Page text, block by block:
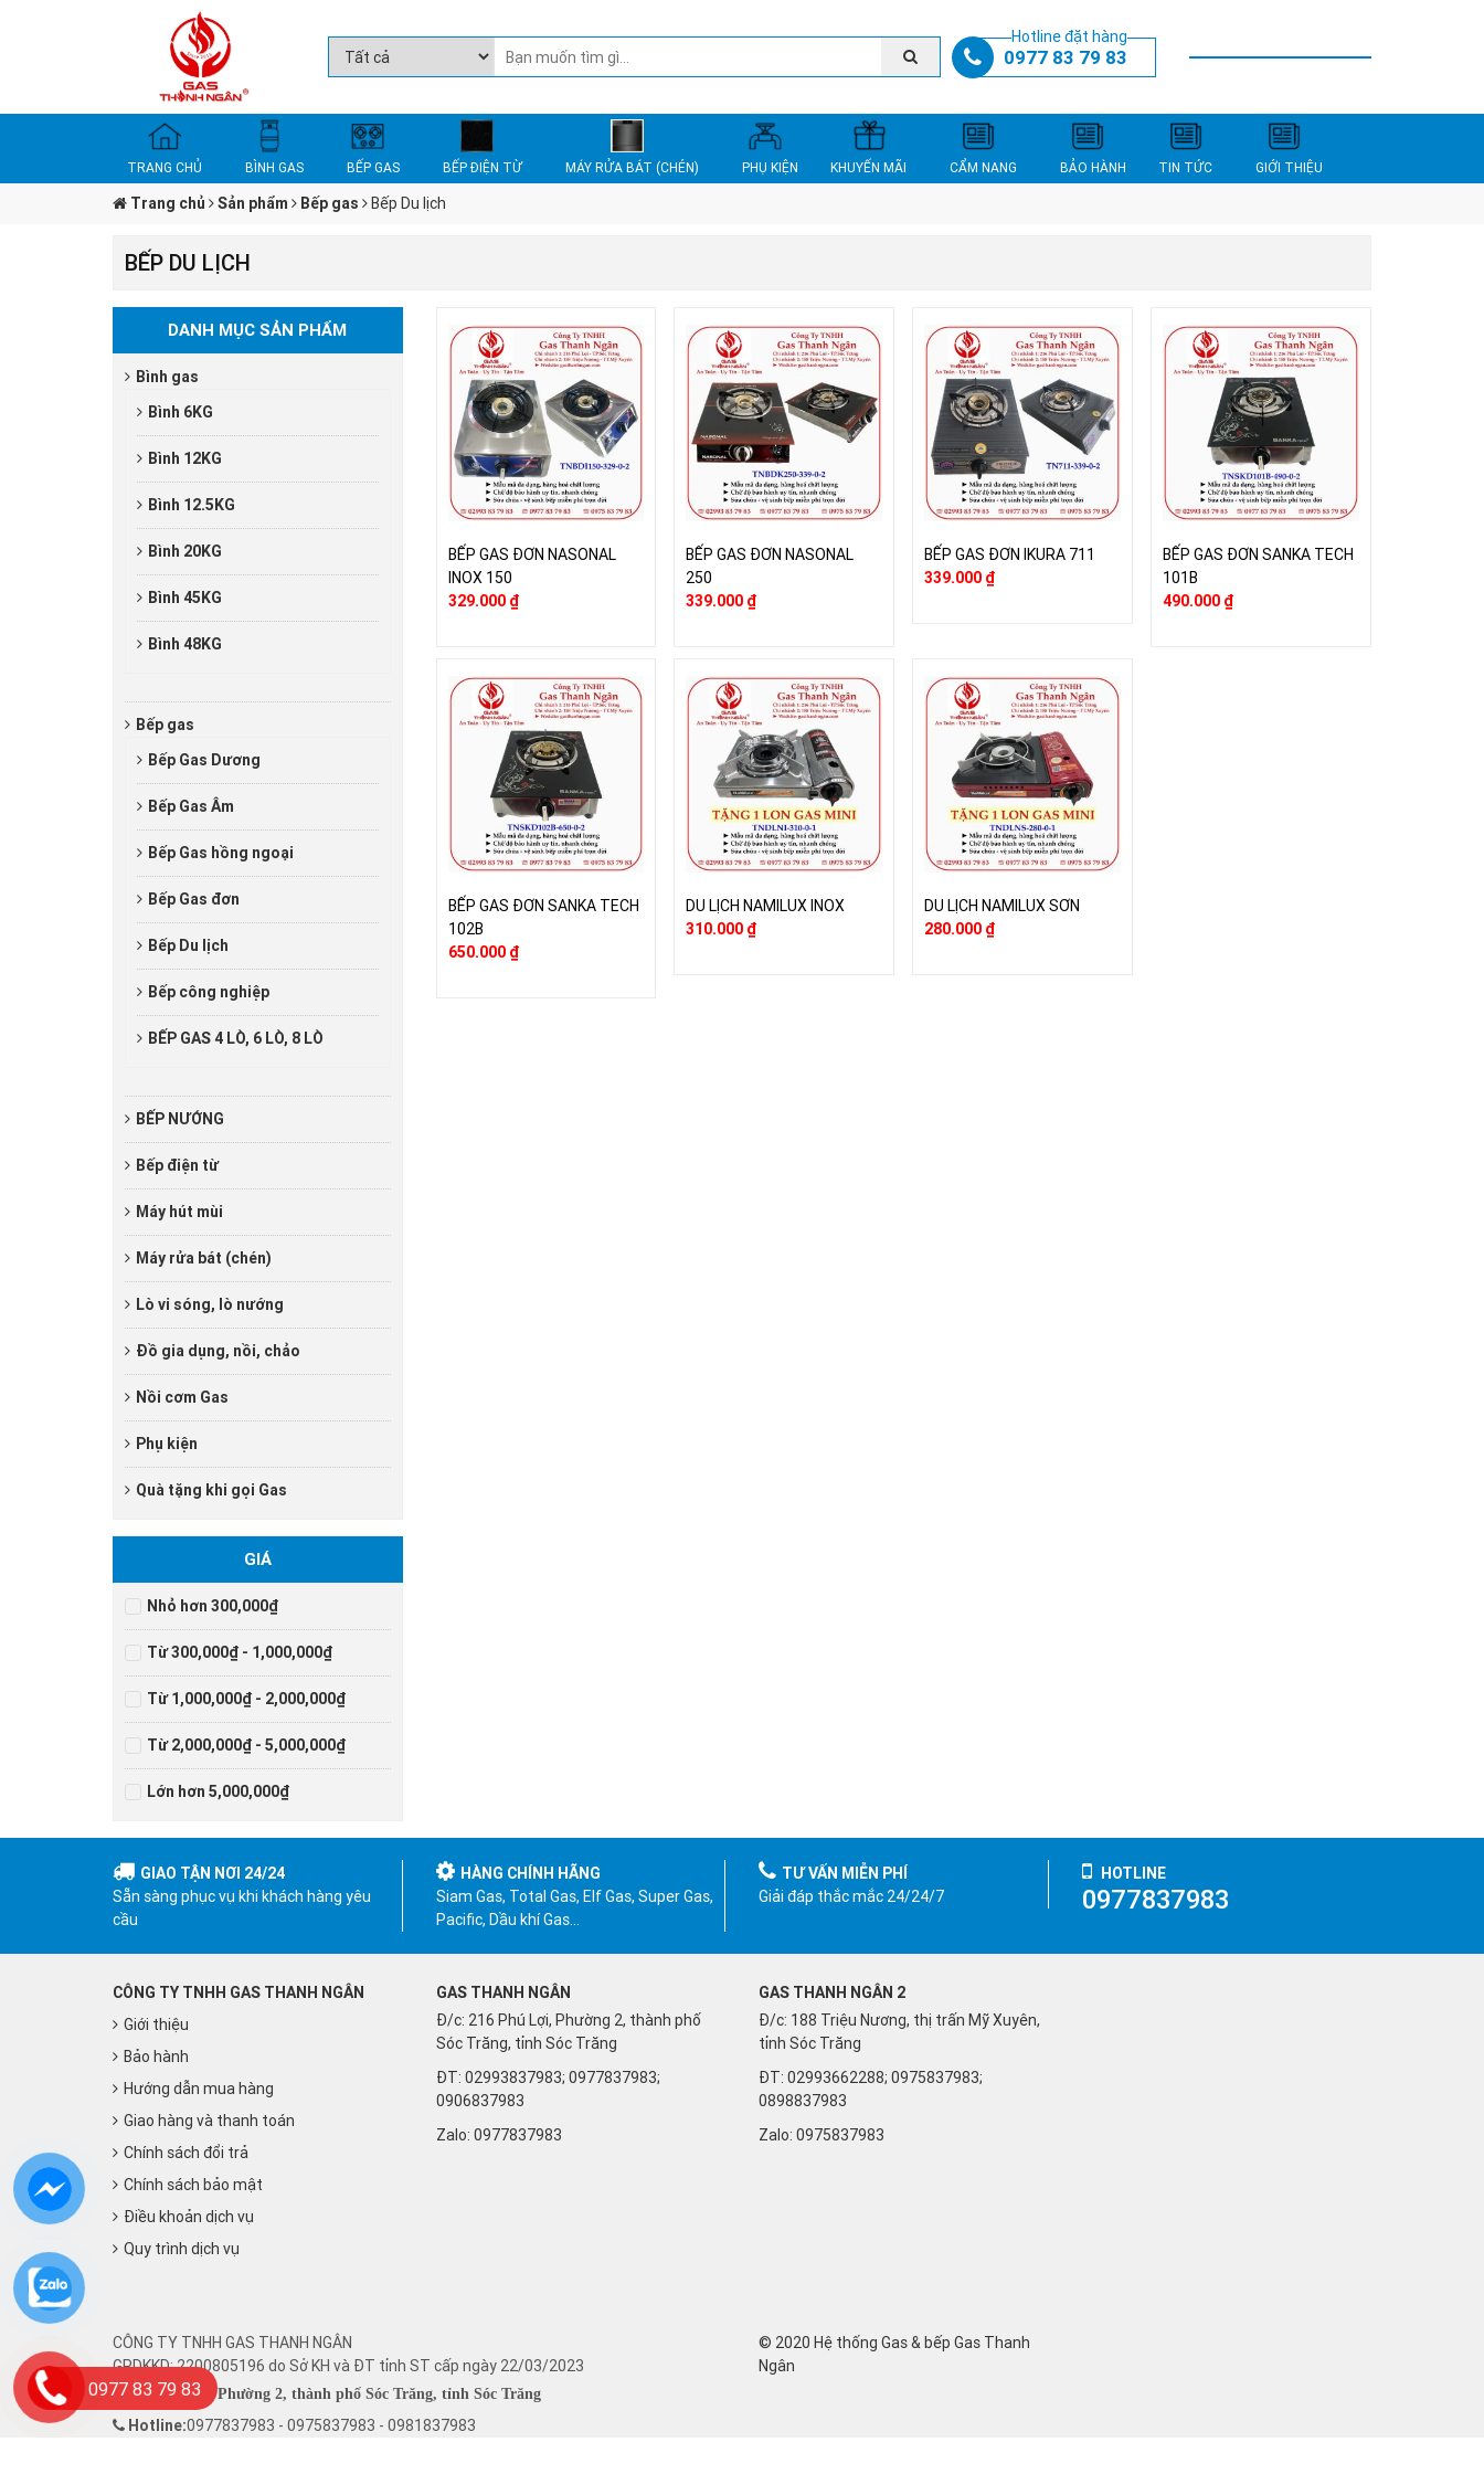
Hotline đặt hàng
0977 83 79 83
TRANG CHỦ BÌNH GAS BẾP GAS BẾP ĐIỆN TỪ MÁY RỬA BÁT (CHÉN) PHỤ KIỆN KHUYẾN MÃI CẨM NANG BẢO HÀNH TIN TỨC GIỚI THIỆU
Trang chủ Sản phẩm Bếp gas Bếp Du lịch
BẾP DU LỊCH
BẾP GAS ĐƠN NASONAL
INOX 150
329.000 ₫
BẾP GAS ĐƠN NASONAL
250
339.000 ₫
BẾP GAS ĐƠN IKURA 711
339.000 ₫
BẾP GAS ĐƠN SANKA TECH
101B
490.000 ₫
BẾP GAS ĐƠN SANKA TECH
102B
650.000 ₫
DU LỊCH NAMILUX INOX
310.000 ₫
DU LỊCH NAMILUX SƠN
280.000 ₫
DANH MỤC SẢN PHẨM
Bình gas
Bình 6KG
Bình 12KG
Bình 12.5KG
Bình 20KG
Bình 45KG
Bình 48KG
Bếp gas
Bếp Gas Dương
Bếp Gas Âm
Bếp Gas hồng ngoại
Bếp Gas đơn
Bếp Du lịch
Bếp công nghiệp
BẾP GAS 4 LÒ, 6 LÒ, 8 LÒ
BẾP NƯỚNG
Bếp điện từ
Máy hút mùi
Máy rửa bát (chén)
Lò vi sóng, lò nướng
Đồ gia dụng, nồi, chảo
Nồi cơm Gas
Phụ kiện
Quà tặng khi gọi Gas
GIÁ
Nhỏ hơn 300,000₫
Từ 300,000₫ - 1,000,000₫
Từ 1,000,000₫ - 2,000,000₫
Từ 2,000,000₫ - 5,000,000₫
Lớn hơn 5,000,000₫
GIAO TẬN NƠI 24/24
Sẵn sàng phục vụ khi khách hàng yêu
cầu
HÀNG CHÍNH HÃNG
Siam Gas, Total Gas, Elf Gas, Super Gas,
Pacific, Dầu khí Gas…
TƯ VẤN MIỄN PHÍ
Giải đáp thắc mắc 24/24/7
HOTLINE
0977837983
CÔNG TY TNHH GAS THANH NGÂN
Giới thiệu
Bảo hành
Hướng dẫn mua hàng
Giao hàng và thanh toán
Chính sách đổi trả
Chính sách bảo mật
Điều khoản dịch vụ
Quy trình dịch vụ
GAS THANH NGÂN
Đ/c: 216 Phú Lợi, Phường 2, thành phố
Sóc Trăng, tỉnh Sóc Trăng
ĐT: 02993837983; 0977837983;
0906837983
Zalo: 0977837983
GAS THANH NGÂN 2
Đ/c: 188 Triệu Nương, thị trấn Mỹ Xuyên,
tỉnh Sóc Trăng
ĐT: 02993662288; 0975837983;
0898837983
Zalo: 0975837983
CÔNG TY TNHH GAS THANH NGÂN
GPDKKD: 2200805196 do Sở KH và ĐT tỉnh ST cấp ngày 22/03/2023
216 Phú Lợi, Phường 2, thành phố Sóc Trăng, tỉnh Sóc Trăng
Hotline:0977837983 - 0975837983 - 0981837983
© 2020 Hệ thống Gas & bếp Gas Thanh
Ngân
0977 83 79 83